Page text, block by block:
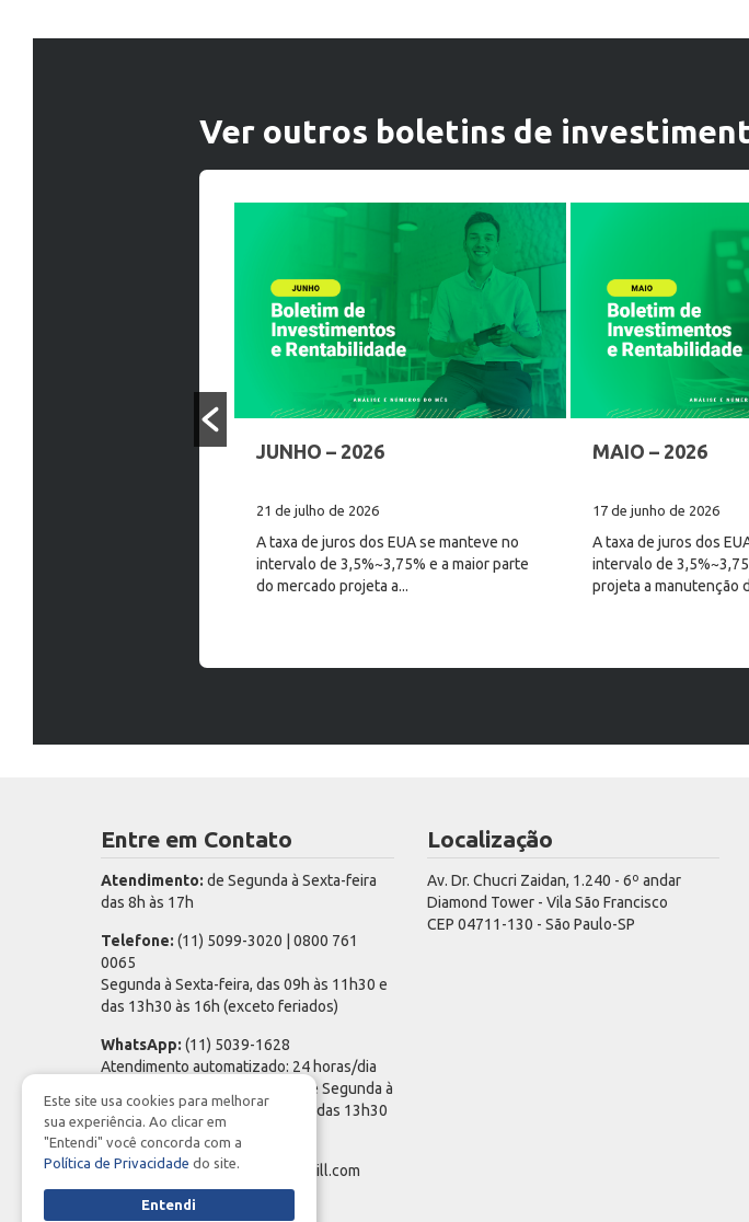
Ver outros boletins de
JUNHO – 2026
21 de julho de 2026
A taxa de juros dos EUA se manteve no
intervalo de 3,5%~3,75% e a maior parte
do mercado projeta a...
MAIO – 2026
17 de junho de 2026
A taxa de juros dos
intervalo de
projeta a manutenção
Entre em Contato
Atendimento: de Segunda à Sexta-feira
das 8h às 17h
Telefone: (11) 5099-3020 | 0800 761
0065
Segunda à Sexta-feira, das 09h às 11h30 e
das 13h30 às 16h (exceto feriados)
WhatsApp: (11) 5039-1628
Atendimento automatizado: 24 horas/dia
Atendimento de especialista: de Segunda à
Sexta-feira, das 09h às 11h30 e das 13h30
às 16h (exceto feriados)
E-mail:cargillPrev_spom@cargill.com
Localização
Av. Dr. Chucri Zaidan, 1.240 - 6º andar
Diamond Tower - Vila São Francisco
CEP 04711-130 - São Paulo-SP
Este site usa cookies para melhorar
sua experiência. Ao clicar em
"Entendi" você concorda com a
Política de Privacidade do site.
Entendi